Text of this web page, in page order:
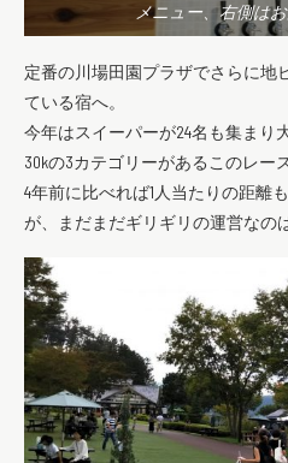
メニュー、右側は
定番の川場田園プラザでさらに地
ている宿へ。
今年はスイーパーが24名も集まり
30kの3カテゴリーがあるこのレー
4年前に比べれば1人当たりの距離
が、まだまだギリギリの運営なの